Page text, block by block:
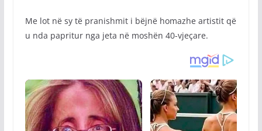
Me lot në sy të pranishmit i bëjnë homazhe artistit që
u nda papritur nga jeta në moshën 40-vjeçare.